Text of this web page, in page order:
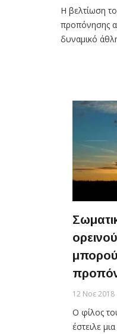
Η βελτίωση
προπόνησης
δυναμικό
12 Νοε 2018
Ο φίλος
έστειλε